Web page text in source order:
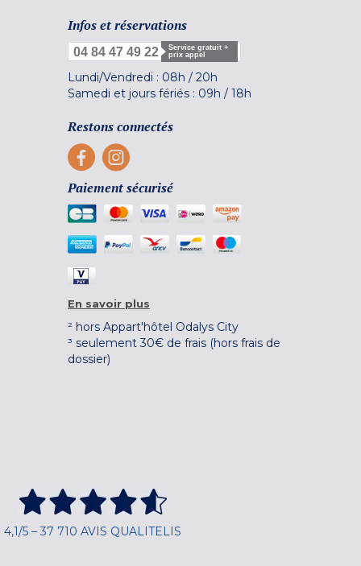
Infos et réservations
04 84 47 49 22
Service gratuit +
prix appel
Lundi/Vendredi : 08h / 20h
Samedi et jours fériés : 09h / 18h
Restons connectés
Paiement sécurisé
En savoir plus
² hors Appart'hôtel Odalys City
³ seulement 30€ de frais (hors frais de
dossier)
4,1/5 – 37 710 AVIS QUALITELIS